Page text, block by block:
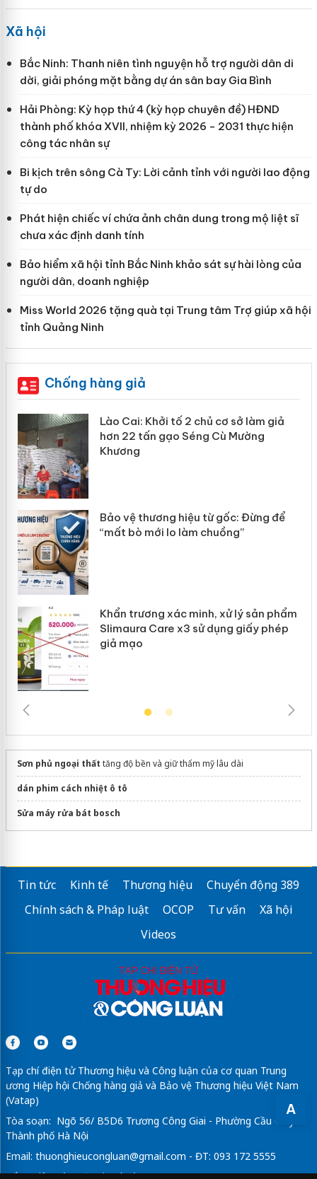
A
Xã hội
Bắc Ninh: Thanh niên tình nguyện hỗ trợ người dân di
dời, giải phóng mặt bằng dự án sân bay Gia Bình
Hải Phòng: Kỳ họp thứ 4 (kỳ họp chuyên đề) HĐND
thành phố khóa XVII, nhiệm kỳ 2026 - 2031 thực hiện
công tác nhân sự
Bi kịch trên sông Cà Ty: Lời cảnh tỉnh với người lao động
tự do
Phát hiện chiếc ví chứa ảnh chân dung trong mộ liệt sĩ
chưa xác định danh tính
Bảo hiểm xã hội tỉnh Bắc Ninh khảo sát sự hài lòng của
người dân, doanh nghiệp
Miss World 2026 tặng quà tại Trung tâm Trợ giúp xã hội
tỉnh Quảng Ninh
Chống hàng giả
Lào Cai: Khởi tố 2 chủ cơ sở làm giả
hơn 22 tấn gạo Séng Cù Mường
Khương
Bảo vệ thương hiệu từ gốc: Đừng để
“mất bò mới lo làm chuồng”
Khẩn trương xác minh, xử lý sản phẩm
Slimaura Care x3 sử dụng giấy phép
giả mạo
Sơn phủ ngoại thất tăng độ bền và giữ thẩm mỹ lâu dài
dán phim cách nhiệt ô tô
Sửa máy rửa bát bosch
Tin tức Kinh tế Thương hiệu
Chuyển động 389
Chính sách & Pháp luật
OCOP Tư vấn
Xã hội
Videos
Tạp chí điện tử Thương hiệu và Công luận của cơ quan Trung
ương Hiệp hội Chống hàng giả và Bảo vệ Thương hiệu Việt Nam
(Vatap)
Tòa soạn: Ngõ 56/ B5D6 Trương Công Giai - Phường Cầu Giấy -
Thành phố Hà Nội
Email: thuonghieucongluan@gmail.com - ĐT: 093 172 5555